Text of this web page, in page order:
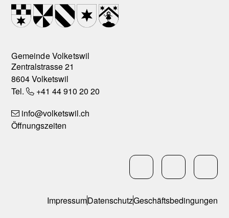
Wappen
Gemeinde Volketswil
Zentralstrasse 21
8604 Volketswil
Tel.
+41 44 910 20 20
info@volketswil.ch
Öffnungszeiten
LinkedIn
ImpressumDatenschutzGeschäftsbedingungen